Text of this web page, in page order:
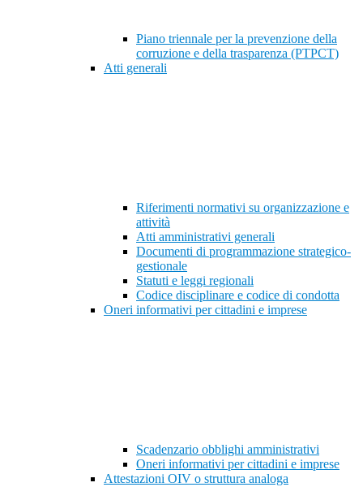
Piano triennale per la prevenzione della
corruzione e della trasparenza (PTPCT)
Atti generali
Riferimenti normativi su organizzazione e
attività
Atti amministrativi generali
Documenti di programmazione strategico-
gestionale
Statuti e leggi regionali
Codice disciplinare e codice di condotta
Oneri informativi per cittadini e imprese
Scadenzario obblighi amministrativi
Oneri informativi per cittadini e imprese
Attestazioni OIV o struttura analoga